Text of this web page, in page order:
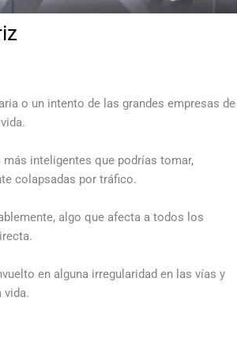
o un intento de las grandes empresas de
inteligentes que podrías tomar,
colapsadas por tráfico.
algo que afecta a todos los
en alguna irregularidad en las vías y
vida.